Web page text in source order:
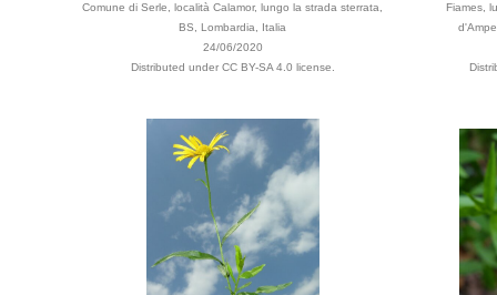
Comune di Serle, località Calamor, lungo la strada sterrata,
BS, Lombardia, Italia
24/06/2020
Distributed under CC BY-SA 4.0 license.
Fiames,